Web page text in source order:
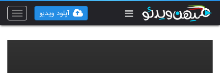
Toggle
آپلود ویدیو